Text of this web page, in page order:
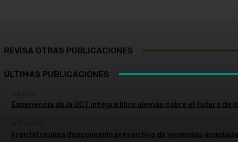
REVISA OTRAS PUBLICACIONES
ÚLTIMAS PUBLICACIONES
Experiencia de la UCT integra libro alemán sobre el futuro de
Frontel realiza desconexión preventiva de viviendas